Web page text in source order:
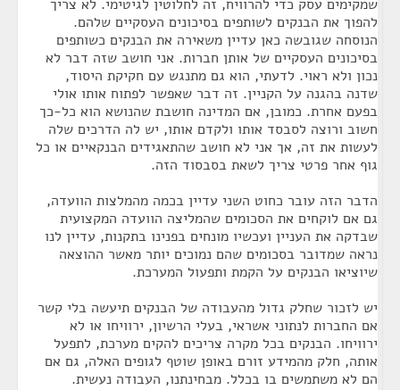
שמקימים עסק כדי להרוויח, זה לחלוטין לגיטימי. לא צריך
להפוך את הבנקים לשותפים בסיכונים העסקיים שלהם.
הנוסחה שגובשה כאן עדיין משאירה את הבנקים כשותפים
בסיכונים העסקיים של אותן חברות. אני חושב שזה דבר לא
נכון ולא ראוי. לדעתי, הוא גם מתנגש עם חקיקת היסוד,
שדנה בהגנה על הקניין. זה דבר שאפשר לפתוח אותו אולי
בפעם אחרת. כמובן, אם המדינה חושבת שהנושא הוא כל-כך
חשוב ורוצה לסבסד אותו ולקדם אותו, יש לה הדרכים שלה
לעשות את זה, אך אני לא חושב שהתאגידים הבנקאיים או כל
גוף אחר פרטי צריך לשאת בסבסוד הזה.
הדבר הזה עובר כחוט השני עדיין בכמה מהמלצות הוועדה,
גם אם לוקחים את הסכומים שהמליצה הוועדה המקצועית
שבדקה את העניין ועכשיו מונחים בפנינו בתקנות, עדיין לנו
נראה שמדובר בסכומים שהם נמוכים יותר מאשר ההוצאה
שיוציאו הבנקים על הקמת ותפעול המערכת.
יש לזכור שחלק גדול מהעבודה של הבנקים תיעשה בלי קשר
אם החברות לנתוני אשראי, בעלי הרשיון, ירוויחו או לא
ירוויחו. הבנקים בכל מקרה צריכים להקים מערכת, לתפעל
אותה, חלק מהמידע זורם באופן שוטף לגופים האלה, גם אם
הם לא משתמשים בו בכלל. מבחינתנו, העבודה נעשית.